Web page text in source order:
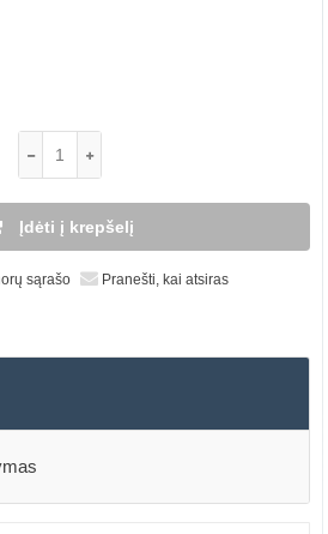
Įdėti į krepšelį
sąrašo Pranešti, kai atsiras